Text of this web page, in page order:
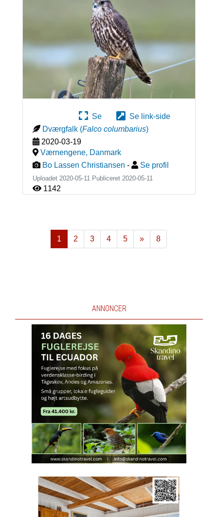
Se
Se link-side
Dværgfalk (Falco columbarius)
2020-03-19
Værnengene, Danmark
Bo Lassen Christiansen - Se profil
Uploadet 2020-05-11 Publiceret 2020-05-11
1142
1 2 3 4 5
»
Næste
8
ANNONCER